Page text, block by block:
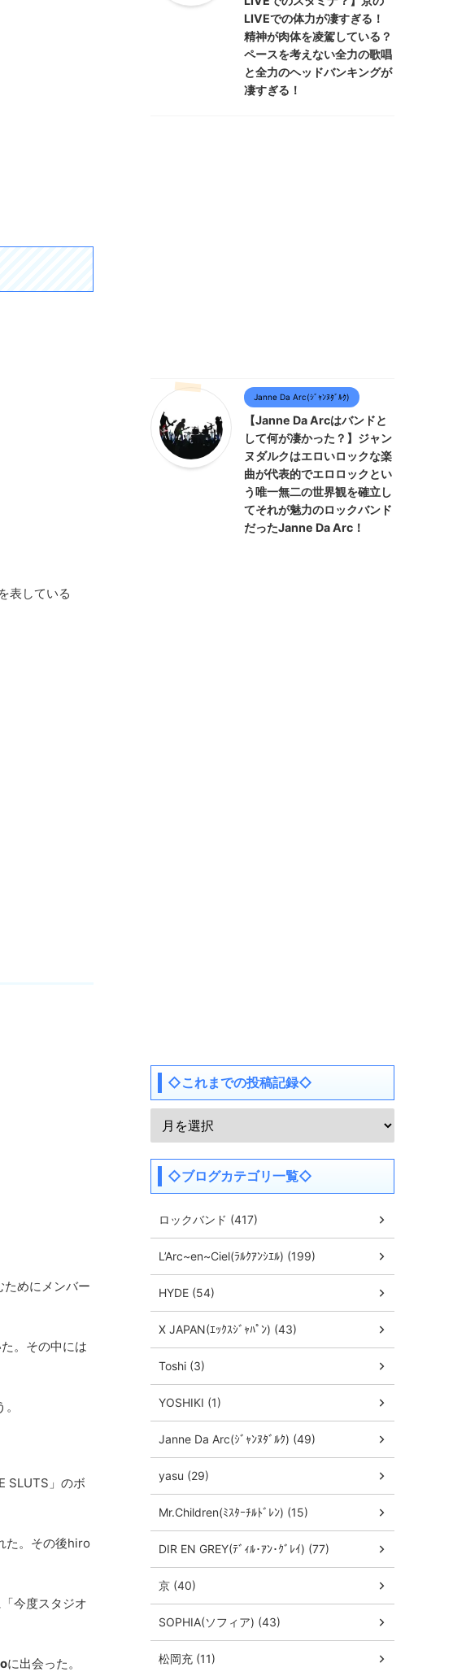
表している
めにメンバー
。その中には
SLUTS」のボ
た。その後hiro
今度スタジオ
に出会った。
LIVEでの体力が凄すぎる！
精神が肉体を凌駕している？
ペースを考えない全力の歌唱
と全力のヘッドバンキングが
凄すぎる！
Janne Da Arc(ｼﾞｬﾝﾇﾀﾞﾙｸ)
【Janne Da Arcはバンドと
して何が凄かった？】ジャン
ヌダルクはエロいロックな楽
曲が代表的でエロロックとい
う唯一無二の世界観を確立し
てそれが魅力のロックバンド
だったJanne Da Arc！
◇これまでの投稿記録◇
◇ブログカテゴリ一覧◇
ロックバンド (417)
L’Arc~en~Ciel(ﾗﾙｸｱﾝｼｴﾙ) (199)
HYDE (54)
X JAPAN(ｴｯｸｽｼﾞｬﾊﾟﾝ) (43)
Toshi (3)
YOSHIKI (1)
Janne Da Arc(ｼﾞｬﾝﾇﾀﾞﾙｸ) (49)
yasu (29)
Mr.Children(ﾐｽﾀｰﾁﾙﾄﾞﾚﾝ) (15)
DIR EN GREY(ﾃﾞｨﾙ･ｱﾝ･ｸﾞﾚｲ) (77)
京 (40)
SOPHIA(ソフィア) (43)
松岡充 (11)